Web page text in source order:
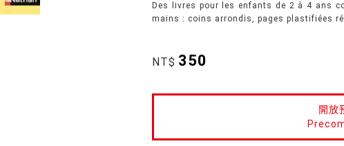
Des livres pour les enfants de 2 à 4 ans
mains : coins arrondis, pages plastifiées
NT$ 350
開放